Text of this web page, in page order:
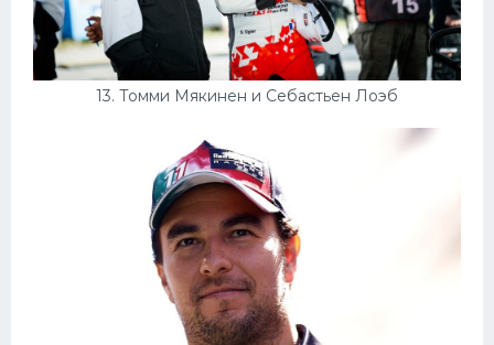
13. Томми Мякинен и Себастьен Лоэб